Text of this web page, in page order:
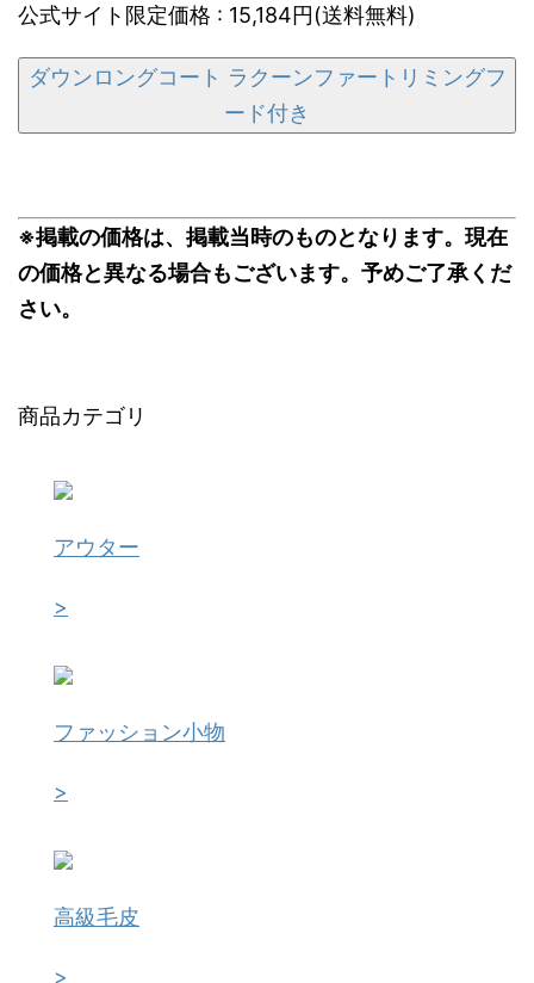
公式サイト限定価格 : 15,184円(送料無料)
ダウンロングコート ラクーンファートリミングフ
ード付き
※掲載の価格は、掲載当時のものとなります。現在
の価格と異なる場合もございます。予めご了承くだ
さい。
商品カテゴリ
アウター
>
ファッション小物
>
高級毛皮
>